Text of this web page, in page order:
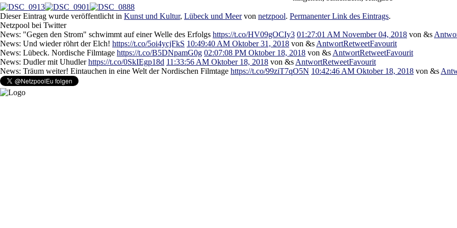
Dieser Eintrag wurde veröffentlicht in Kunst und Kultur, Lübeck und Meervon netzpool. Permanenter Link des Eintrags.
Netzpool bei Twitter
News: "Gegen den Strom" schwimmt auf einer Welle des Erfolgs https://t.co/HV09gOCIy3 01:27:01 AM November 04, 2018 von &s
News: Und wieder röhrt der Elch! https://t.co/5oi4ycjFkS 10:49:40 AM Oktober 31, 2018 von &s AntwortRetweetFavourit
News: Lübeck. Nordische Filmtage https://t.co/B5DNpamG0g 02:07:08 PM Oktober 18, 2018 von &s AntwortRetweetFavourit
News: Dudler mit Uhudlerhttps://t.co/0SkIEgp18d 11:33:56 AM Oktober 18, 2018 von &s AntwortRetweetFavourit
News: Träum weiter! Eintauchen in eine Welt der Nordischen Filmtage https://t.co/99ziT7qO5N 10:42:46 AM Oktober 18, 2018 von &s